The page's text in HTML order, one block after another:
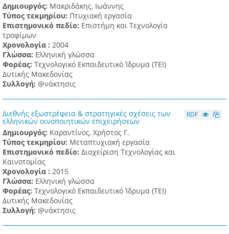
Δημιουργός: Μακριδάκης, Ιωάννης
Τύπος τεκμηρίου: Πτυχιακή εργασία
Επιστημονικό πεδίο: Επιστήμη και Τεχνολογία
τροφίμων
Χρονολογία : 2004
Γλώσσα: Ελληνική γλώσσα
Φορέας: Τεχνολογικό Εκπαιδευτικό Ίδρυμα (ΤΕΙ)
Δυτικής Μακεδονίας
Συλλογή: @νάκτησις
Διεθνής εξωστρέφεια & στρατηγικές σχέσεις των
ελληνικών οινοποιητικών επιχειρήσεων
Δημιουργός: Καραντίνος, Χρήστος Γ.
Τύπος τεκμηρίου: Μεταπτυχιακή εργασία
Επιστημονικό πεδίο: Διαχείριση Τεχνολογίας και
Καινοτομίας
Χρονολογία : 2015
Γλώσσα: Ελληνική γλώσσα
Φορέας: Τεχνολογικό Εκπαιδευτικό Ίδρυμα (ΤΕΙ)
Δυτικής Μακεδονίας
Συλλογή: @νάκτησις
RDF